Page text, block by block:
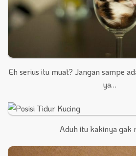
Eh serius itu muat? Jangan sampe
ya…
Aduh itu kakinya gak